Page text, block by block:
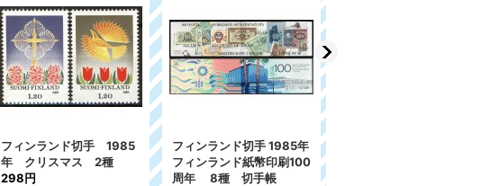
フィンランド切手 1985
年 クリスマス 2種
298円
フィンランド切手 1985年
フィンランド紙幣印刷100
周年 8種 切手帳